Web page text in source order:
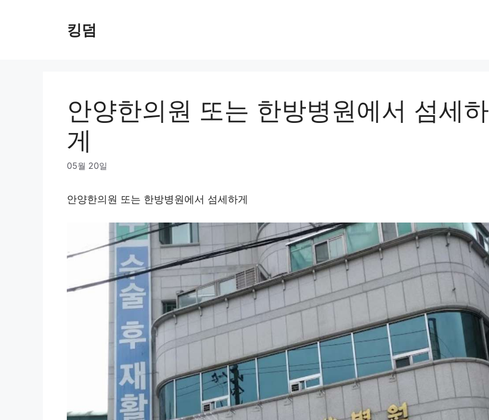
킹덤
안양한의원 또는 한방병원에서 섬세하
게
05월 20일
안양한의원 또는 한방병원에서 섬세하게